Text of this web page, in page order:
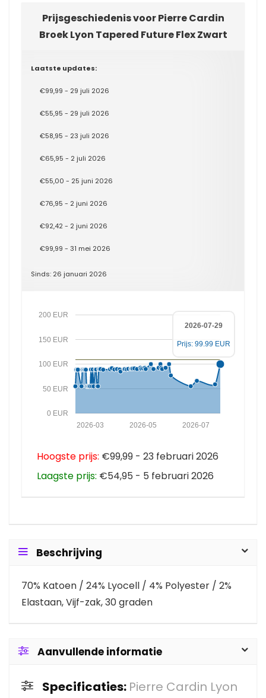
Prijsgeschiedenis voor Pierre Cardin
Broek Lyon Tapered Future Flex Zwart
Laatste updates:
€99,99 - 29 juli 2026
€55,95 - 29 juli 2026
€58,95 - 23 juli 2026
€65,95 - 2 juli 2026
€55,00 - 25 juni 2026
€76,95 - 2 juni 2026
€92,42 - 2 juni 2026
€99,99 - 31 mei 2026
Sinds: 26 januari 2026
0 EUR
50 EUR
100 EUR
150 EUR
200 EUR
2026-07
2026-05
2026-03
2026-07-29
Prijs: 99.99 EUR
Hoogste prijs: €99,99 - 23 februari 2026
Laagste prijs: €54,95 - 5 februari 2026
Beschrijving
70% Katoen / 24% Lyocell / 4% Polyester / 2%
Elastaan, Vijf-zak, 30 graden
Aanvullende informatie
Specificaties: Pierre Cardin Lyon